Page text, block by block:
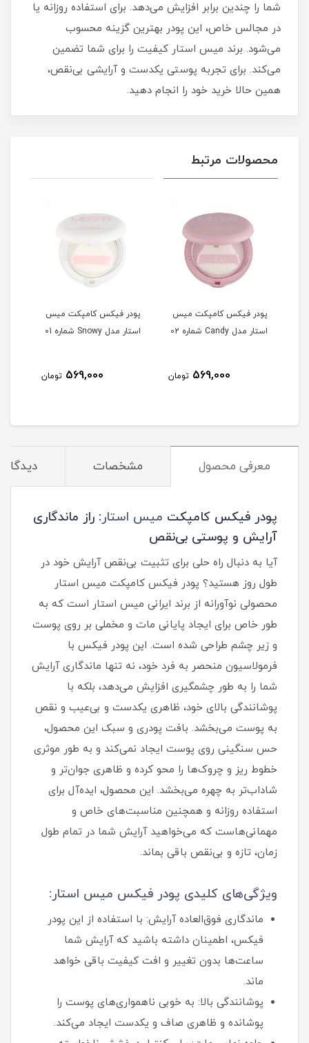
شما را چندین برابر افزایش می‌دهد. برای استفاده روزانه یا
در مجالس خاص، این پودر بهترین گزینه محسوب
می‌شود. برند میس استار کیفیت را برای شما تضمین
می‌کند. برای تجربه پوستی یکدست و آرایشی بی‌نقص،
همین حالا خرید خود را انجام دهید.
محصولات مرتبط
پودر فیکس کامپکت میس
استار مدل Candy شماره 02
569,000 تومان
پودر فیکس کامپکت میس
استار مدل Snowy شماره 01
569,000 تومان
معرفی محصول مشخصات
پودر فیکس کامپکت میس استار: راز ماندگاری
آرایش و پوستی بی‌نقص
آیا به دنبال راه حلی برای تثبیت بی‌نقص آرایش خود در
طول روز هستید؟ پودر فیکس کامپکت میس استار
محصولی نوآورانه از برند ایرانی میس استار است که به
طور خاص برای ایجاد پایانی مات و مخملی بر روی پوست
و زیر چشم طراحی شده است. این پودر فیکس با
فرمولاسیون منحصر به‌ فرد خود، نه تنها ماندگاری آرایش
شما را به طور چشمگیری افزایش می‌دهد، بلکه با
پوشانندگی بالای خود، ظاهری یکدست و بی‌عیب و نقص
به پوست می‌بخشد. بافت پودری و سبک این محصول،
حس سنگینی روی پوست ایجاد نمی‌کند و به طور موثری
خطوط ریز و چروک‌ها را محو کرده و ظاهری جوان‌تر و
شاداب‌تر به چهره می‌بخشد. این محصول، ایده‌آل برای
استفاده روزانه و همچنین مناسبت‌های خاص و
مهمانی‌هاست که می‌خواهید آرایش شما در تمام طول
زمان، تازه و بی‌نقص باقی بماند.
ویژگی‌های کلیدی پودر فیکس میس استار:
ماندگاری فوق‌العاده آرایش: با استفاده از این پودر
فیکس، اطمینان داشته باشید که آرایش شما
ساعت‌ها بدون تغییر و افت کیفیت باقی خواهد
ماند.
پوشانندگی بالا: به خوبی ناهمواری‌های پوست را
پوشانده و ظاهری صاف و یکدست ایجاد می‌کند.